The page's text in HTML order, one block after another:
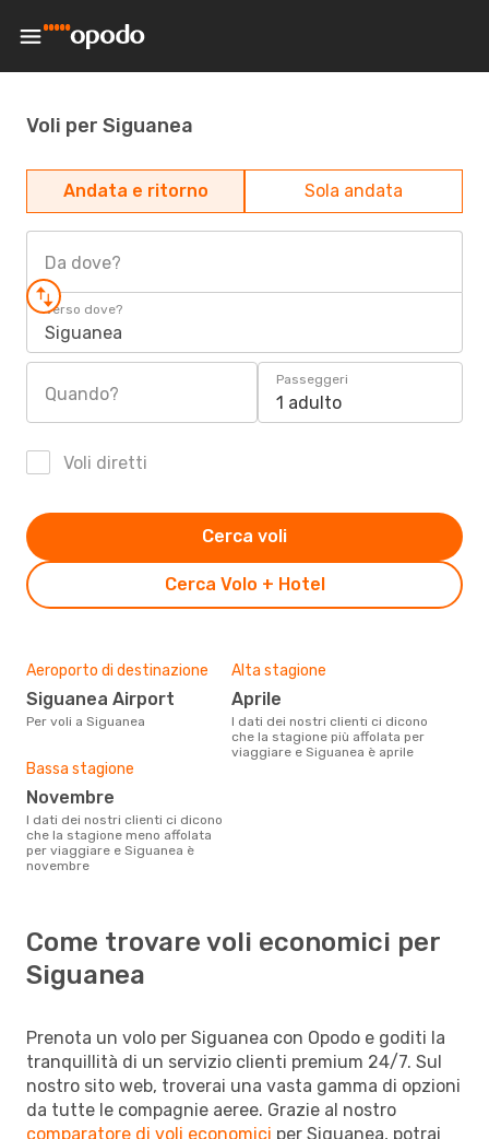
Voli per Siguanea
Andata e ritorno Sola andata
Da dove?
Verso dove?
Siguanea
Quando?
Passeggeri
1 adulto
Voli diretti
Cerca Volo + Hotel
Cerca voli
Aeroporto di destinazione
Siguanea Airport
Per voli a Siguanea
Alta stagione
aprile
I dati dei nostri clienti ci dicono
che la stagione più affolata per
viaggiare e Siguanea è aprile
Bassa stagione
novembre
I dati dei nostri clienti ci dicono
che la stagione meno affolata
per viaggiare e Siguanea è
novembre
Come trovare voli economici per
Siguanea
Prenota un volo per Siguanea con Opodo e goditi la
tranquillità di un servizio clienti premium 24/7. Sul
nostro sito web, troverai una vasta gamma di opzioni
da tutte le compagnie aeree. Grazie al nostro
comparatore di voli economici per Siguanea, potrai